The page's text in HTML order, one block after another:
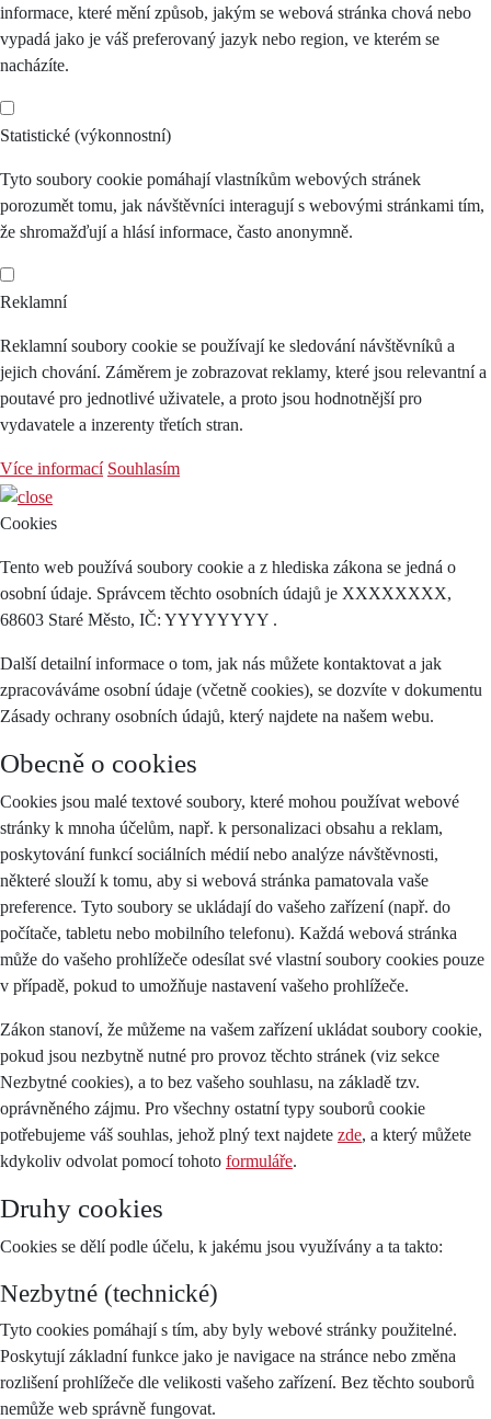
informace, které mění způsob, jakým se webová stránka chová nebo
vypadá jako je váš preferovaný jazyk nebo region, ve kterém se
nacházíte.
Statistické (výkonnostní)
Tyto soubory cookie pomáhají vlastníkům webových stránek
porozumět tomu, jak návštěvníci interagují s webovými stránkami tím,
že shromažďují a hlásí informace, často anonymně.
Reklamní
Reklamní soubory cookie se používají ke sledování návštěvníků a
jejich chování. Záměrem je zobrazovat reklamy, které jsou relevantní a
poutavé pro jednotlivé uživatele, a proto jsou hodnotnější pro
vydavatele a inzerenty třetích stran.
Více informací Souhlasím
Cookies
Tento web používá soubory cookie a z hlediska zákona se jedná o
osobní údaje. Správcem těchto osobních údajů je XXXXXXXX,
68603 Staré Město, IČ: YYYYYYYY .
Další detailní informace o tom, jak nás můžete kontaktovat a jak
zpracováváme osobní údaje (včetně cookies), se dozvíte v dokumentu
Zásady ochrany osobních údajů, který najdete na našem webu.
Obecně o cookies
Cookies jsou malé textové soubory, které mohou používat webové
stránky k mnoha účelům, např. k personalizaci obsahu a reklam,
poskytování funkcí sociálních médií nebo analýze návštěvnosti,
některé slouží k tomu, aby si webová stránka pamatovala vaše
preference. Tyto soubory se ukládají do vašeho zařízení (např. do
počítače, tabletu nebo mobilního telefonu). Každá webová stránka
může do vašeho prohlížeče odesílat své vlastní soubory cookies pouze
v případě, pokud to umožňuje nastavení vašeho prohlížeče.
Zákon stanoví, že můžeme na vašem zařízení ukládat soubory cookie,
pokud jsou nezbytně nutné pro provoz těchto stránek (viz sekce
Nezbytné cookies), a to bez vašeho souhlasu, na základě tzv.
oprávněného zájmu. Pro všechny ostatní typy souborů cookie
potřebujeme váš souhlas, jehož plný text najdete zde, a který můžete
kdykoliv odvolat pomocí tohoto formuláře.
Druhy cookies
Cookies se dělí podle účelu, k jakému jsou využívány a ta takto:
Nezbytné (technické)
Tyto cookies pomáhají s tím, aby byly webové stránky použitelné.
Poskytují základní funkce jako je navigace na stránce nebo změna
rozlišení prohlížeče dle velikosti vašeho zařízení. Bez těchto souborů
nemůže web správně fungovat.